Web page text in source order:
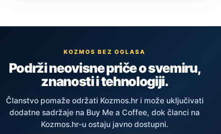
KOZMOS BEZ OGLASA
Podrži neovisne priče o svemiru,
znanosti i tehnologiji.
Članstvo pomaže održati Kozmos.hr i može uključivati
dodatne sadržaje na Buy Me a Coffee, dok članci na
Kozmos.hr-u ostaju javno dostupni.